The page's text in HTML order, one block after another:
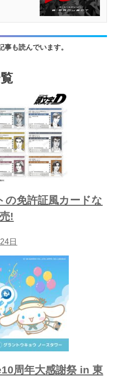
も読んでいます。
の免許証風カードな
!
日
周年大感謝祭 in 東